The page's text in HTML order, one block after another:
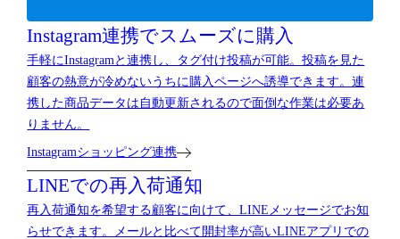
Instagram連携でスムーズに購入
手軽にInstagramと連携し、タグ付け投稿が可能。投稿を見た
顧客の熱意が冷めないうちに購入ページへ誘導できます。連
携した商品データは自動更新されるので面倒な作業は必要あ
りません。
Instagramショッピング連携
LINEでの再入荷通知
再入荷通知を希望する顧客に向けて、LINEメッセージでお知
らせできます。メールと比べて開封率が高いLINEアプリでの